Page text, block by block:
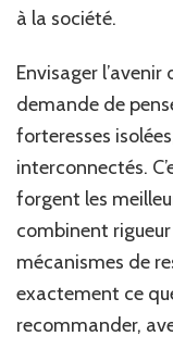
à la société.
Envisager l’avenir
demande de
forteresses
interconnectés.
forgent les
combinent
mécanismes de
exactement ce
recommander,